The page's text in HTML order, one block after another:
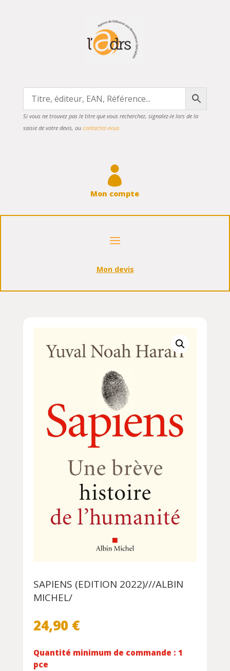
Si vous ne trouvez pas le titre que vous recherchez, signalez-le lors de la
saisie de votre devis, ou contactez-nous

Mon compte
Mon devis
SAPIENS (EDITION 2022)///ALBIN
MICHEL/
24,90 €
Quantité minimum de commande : 1
pce